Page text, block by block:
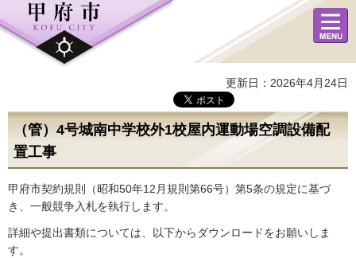
メニュ
ー
更新日：2026年4月24日
（管）4号城南中学校外1校屋内運動場空調設備配
置工事
甲府市契約規則（昭和50年12月規則第66号）第5条の規定に基づ
き、一般競争入札を執行します。
詳細や提出書類については、以下からダウンロードをお願いしま
す。